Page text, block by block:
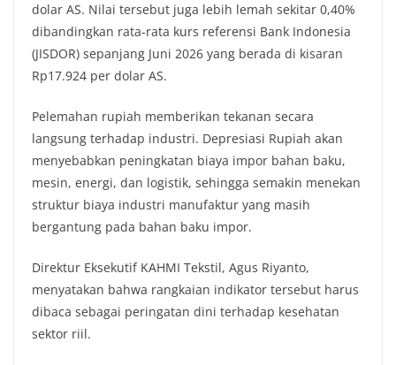
dolar AS. Nilai tersebut juga lebih lemah sekitar 0,40%
dibandingkan rata-rata kurs referensi Bank Indonesia
(JISDOR) sepanjang Juni 2026 yang berada di kisaran
Rp17.924 per dolar AS.
Pelemahan rupiah memberikan tekanan secara
langsung terhadap industri. Depresiasi Rupiah akan
menyebabkan peningkatan biaya impor bahan baku,
mesin, energi, dan logistik, sehingga semakin menekan
struktur biaya industri manufaktur yang masih
bergantung pada bahan baku impor.
Direktur Eksekutif KAHMI Tekstil, Agus Riyanto,
menyatakan bahwa rangkaian indikator tersebut harus
dibaca sebagai peringatan dini terhadap kesehatan
sektor riil.